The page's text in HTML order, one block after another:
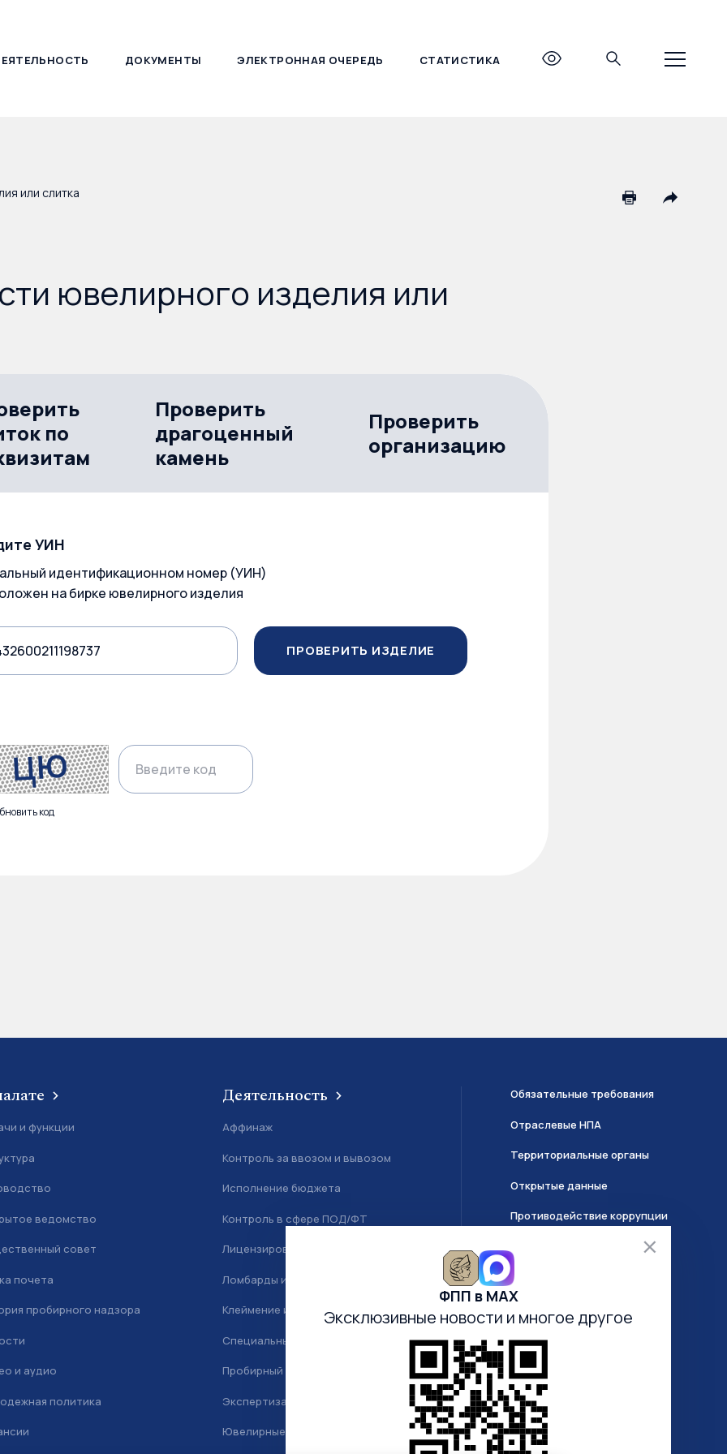
ДОКУМЕНТЫ ЭЛЕКТРОННАЯ ОЧЕРЕДЬ СТАТИСТИКА
+7 (495) 690-27-27
или слитка
ювелирного изделия или
по
Проверить
драгоценный
камень
Проверить
организацию
УИН
идентификационном номер (УИН)
на бирке ювелирного изделия
ПРОВЕРИТЬ ИЗДЕЛИЕ
код
и функции
ведомство
совет
почета
пробирного надзора
и аудио
политика
Деятельность
Аффинаж
Контроль за ввозом и вывозом
Исполнение бюджета
Контроль в сфере ПОД/ФТ
Лицензирование
Ломбарды и скупка
Клеймение и маркировка
Специальный учет
Пробирный надзор
Экспертиза
Ювелирные камни
Обязательные требования
Отраслевые НПА
Территориальные органы
Открытые данные
Противодействие коррупции
О системе ГИИС ДМДК
Анкетирование
Электронная очередь
ФПП в МАХ
Эксклюзивные новости и многое другое